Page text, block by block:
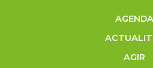
AGENDA
AGIR